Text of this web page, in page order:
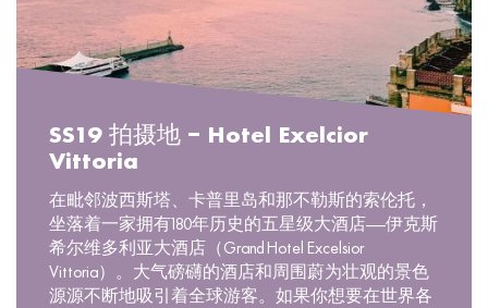
SS19 拍摄地 – Hotel Exelcior
Vittoria
在毗邻波西斯塔、卡普里岛和那不勒斯的索伦托，
坐落着一家拥有180年历史的五星级大酒店——伊克斯
希尔维多利亚大酒店（Grand Hotel Excelsior
Vittoria）。大气磅礴的酒店和周围蔚为壮观的景色
源源不断地吸引着全球游客。如果你想要在世界各